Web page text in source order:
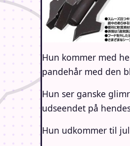
Hun kommer med
pandehår med den
Hun ser ganske
udseendet på
Hun udkommer til